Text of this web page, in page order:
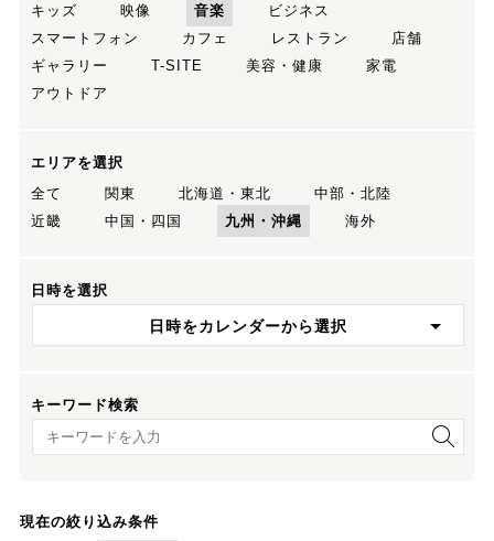
キッズ
映像 音楽
ビジネス
スマートフォン
カフェ レストラン
店舗
ギャラリー
T-SITE 美容・健康
家電
アウトドア
エリアを選択
全て
関東 北海道・東北
中部・北陸
近畿
中国・四国 九州・沖縄 海外
日時を選択
日時をカレンダーから選択
キーワード検索
キーワード検索
現在の絞り込み条件